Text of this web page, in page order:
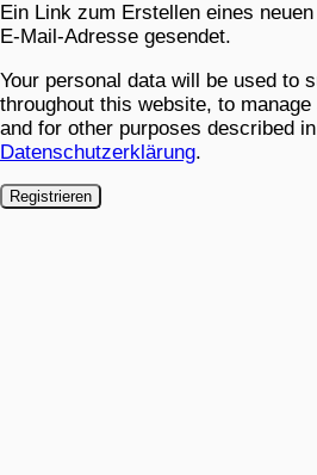
Ein Link zum Erstellen eines
E-Mail-Adresse gesendet.
Your personal data will be used to
throughout this website, to
and for other purposes described
Datenschutzerklärung.
Registrieren